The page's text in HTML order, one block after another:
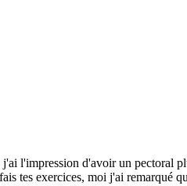
l'impression d'avoir un pectoral
tes exercices, moi j'ai remarqué